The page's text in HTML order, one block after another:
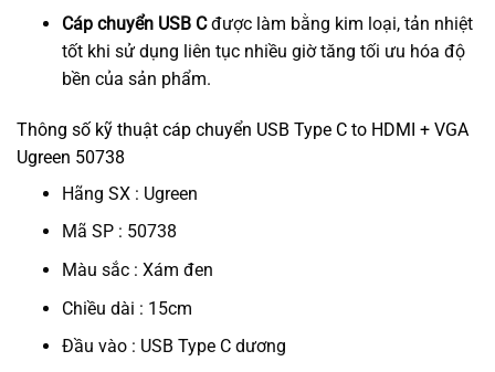
Cáp chuyển USB Cđược làm bằng kim loại, tản nhiệt
tốt khi sử dụng liên tục nhiều giờ tăng tối ưu hóa độ
bền của sản phẩm.
Thông số kỹ thuật cáp chuyển USB Type C to HDMI + VGA
Ugreen 50738
Hãng SX : Ugreen
Mã SP : 50738
Màu sắc : Xám đen
Chiều dài : 15cm
Đầu vào : USB Type C dương